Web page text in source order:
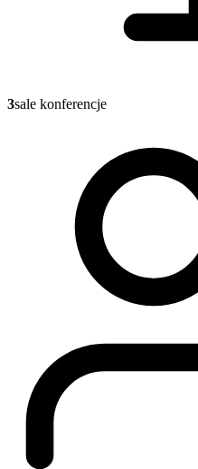
3sale konferencje